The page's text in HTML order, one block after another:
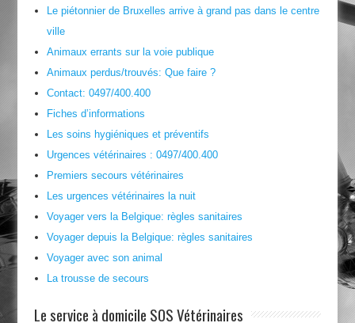
Le piétonnier de Bruxelles arrive à grand pas dans le centre
ville
Animaux errants sur la voie publique
Animaux perdus/trouvés: Que faire ?
Contact: 0497/400.400
Fiches d’informations
Les soins hygiéniques et préventifs
Urgences vétérinaires : 0497/400.400
Premiers secours vétérinaires
Les urgences vétérinaires la nuit
Voyager vers la Belgique: règles sanitaires
Voyager depuis la Belgique: règles sanitaires
Voyager avec son animal
La trousse de secours
Le service à domicile SOS Vétérinaires